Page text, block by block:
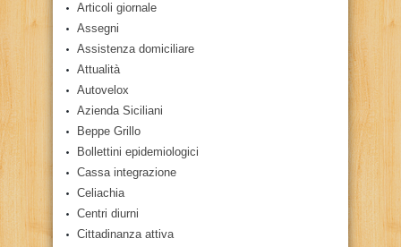
Articoli giornale
Assegni
Assistenza domiciliare
Attualità
Autovelox
Azienda Siciliani
Beppe Grillo
Bollettini epidemiologici
Cassa integrazione
Celiachia
Centri diurni
Cittadinanza attiva